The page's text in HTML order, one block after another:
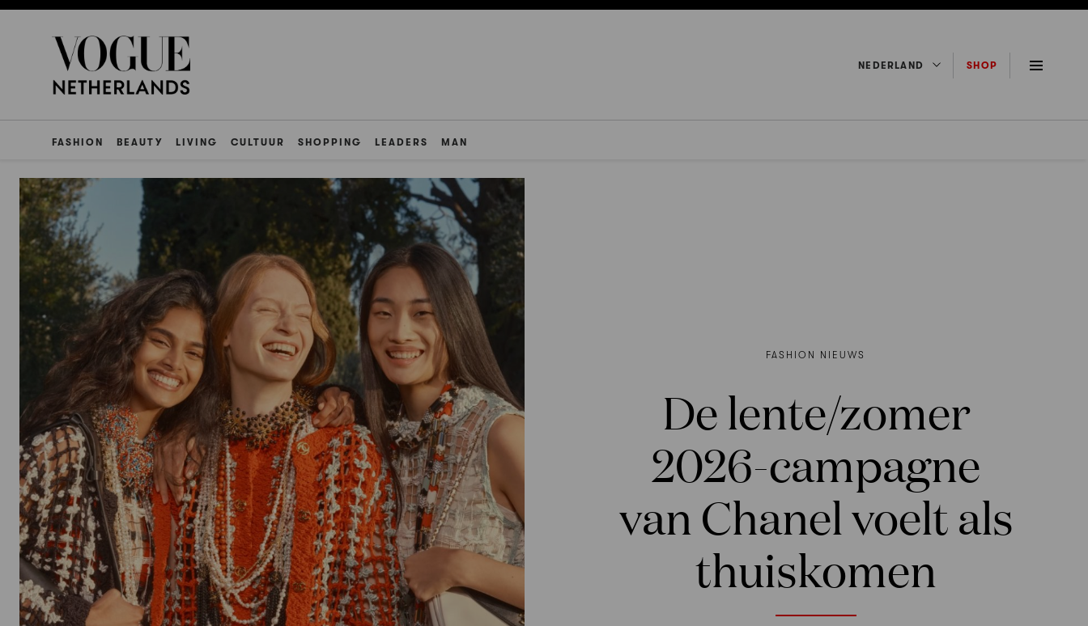
NEDERLAND SHOP
FASHION BEAUTY LIVING CULTUUR SHOPPING LEADERS MAN
FASHION NIEUWS
De lente/zomer
2026-campagne
van Chanel voelt als
thuiskomen